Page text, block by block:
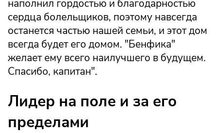
наполнил гордостью и благодарностью
сердца болельщиков, поэтому навсегда
останется частью нашей семьи, и этот дом
всегда будет его домом. "Бенфика"
желает ему всего наилучшего в будущем.
Спасибо, капитан".
Лидер на поле и за его
пределами